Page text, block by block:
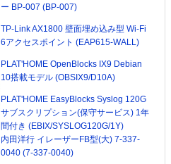
ー BP-007 (BP-007)
TP-Link AX1800 壁面埋め込み型 Wi-Fi
6アクセスポイント (EAP615-WALL)
PLAT'HOME OpenBlocks IX9 Debian
10搭載モデル (OBSIX9/D10A)
PLAT'HOME EasyBlocks Syslog 120G
サブスクリプション(保守サービス) 1年
間付き (EBIX/SYSLOG120G/1Y)
内田洋行 イレーザーFB型(大) 7-337-
0040 (7-337-0040)